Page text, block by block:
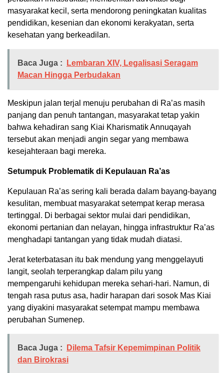
masyarakat kecil, serta mendorong peningkatan kualitas
pendidikan, kesenian dan ekonomi kerakyatan, serta
kesehatan yang berkeadilan.
Baca Juga :
Lembaran XIV, Legalisasi Seragam
Macan Hingga Perbudakan
Meskipun jalan terjal menuju perubahan di Ra’as masih
panjang dan penuh tantangan, masyarakat tetap yakin
bahwa kehadiran sang Kiai Kharismatik Annuqayah
tersebut akan menjadi angin segar yang membawa
kesejahteraan bagi mereka.
Setumpuk Problematik di Kepulauan Ra’as
Kepulauan Ra’as sering kali berada dalam bayang-bayang
kesulitan, membuat masyarakat setempat kerap merasa
tertinggal. Di berbagai sektor mulai dari pendidikan,
ekonomi pertanian dan nelayan, hingga infrastruktur Ra’as
menghadapi tantangan yang tidak mudah diatasi.
Jerat keterbatasan itu bak mendung yang menggelayuti
langit, seolah terperangkap dalam pilu yang
mempengaruhi kehidupan mereka sehari-hari. Namun, di
tengah rasa putus asa, hadir harapan dari sosok Mas Kiai
yang diyakini masyarakat setempat mampu membawa
perubahan Sumenep.
Baca Juga :
Dilema Tafsir Kepemimpinan Politik
dan Birokrasi